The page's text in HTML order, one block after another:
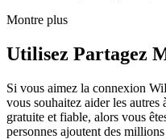
Montre plus
Utilisez Partagez
Si vous aimez la connexion
vous souhaitez aider les
gratuite et fiable, alors vous
personnes ajoutent des